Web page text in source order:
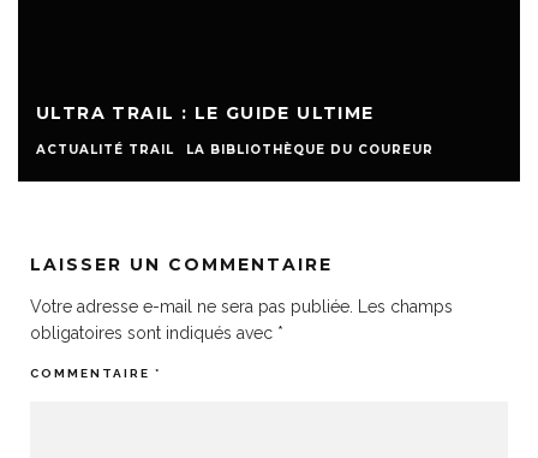
ULTRA TRAIL : LE GUIDE ULTIME
ACTUALITÉ TRAIL LA BIBLIOTHÈQUE DU COUREUR
LAISSER UN COMMENTAIRE
Votre adresse e-mail ne sera pas publiée.
Les champs
obligatoires sont indiqués avec *
COMMENTAIRE *